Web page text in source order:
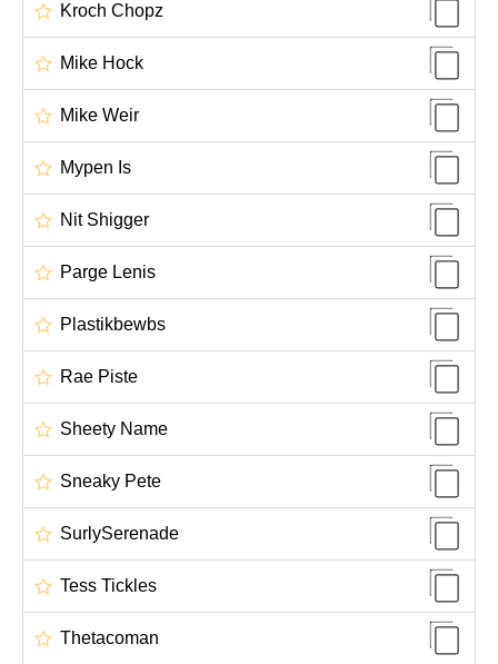
Kroch Chopz
Mike Hock
Mike Weir
Mypen Is
Nit Shigger
Parge Lenis
Plastikbewbs
Rae Piste
Sheety Name
Sneaky Pete
SurlySerenade
Tess Tickles
Thetacoman